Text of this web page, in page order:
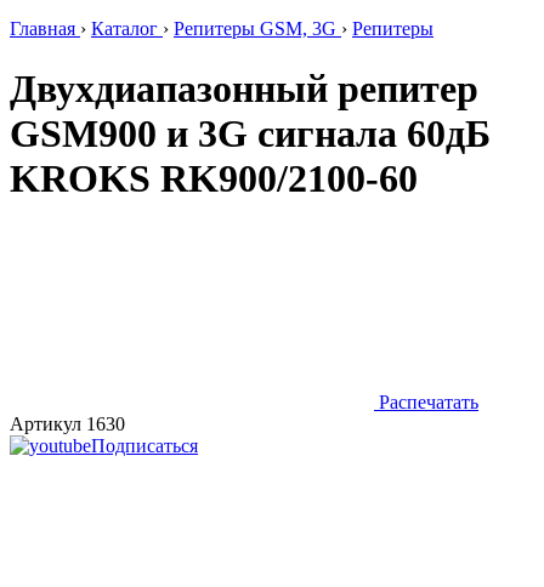
Главная › Каталог › Репитеры GSM, 3G › Репитеры
Двухдиапазонный репитер
GSM900 и 3G сигнала 60дБ
KROKS RK900/2100-60
Распечатать
Артикул 1630
Подписаться